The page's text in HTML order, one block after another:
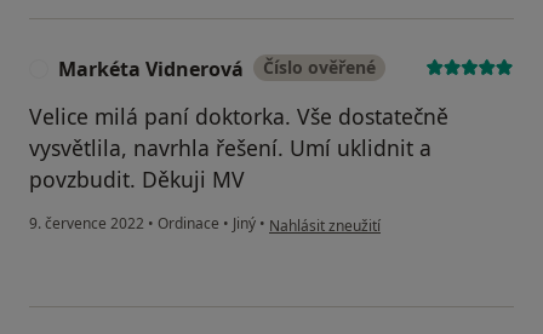
Markéta Vidnerová Číslo ověřené
Velice milá paní doktorka. Vše dostatečně
vysvětlila, navrhla řešení. Umí uklidnit a
povzbudit. Děkuji MV
9. července 2022 • Ordinace • Jiný • podle názoru uživatele Markéta
Nahlásit zneužití